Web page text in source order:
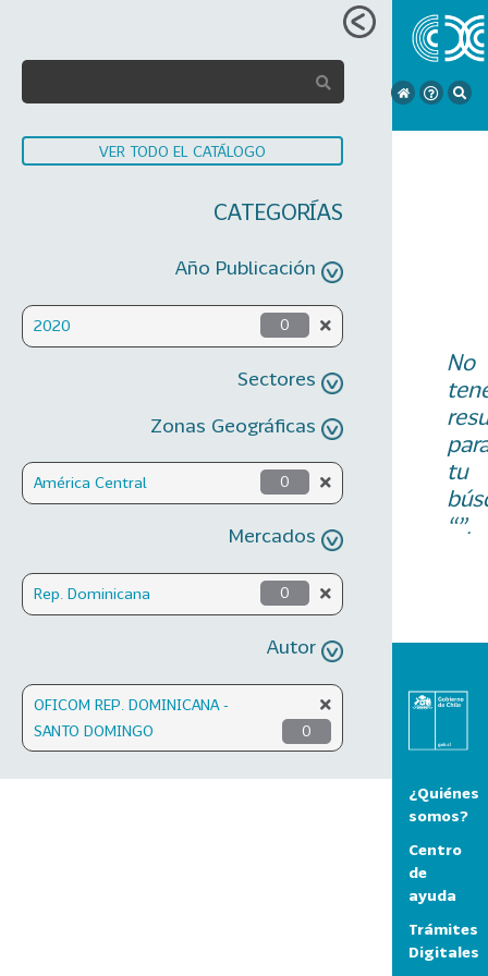
VER TODO EL CATÁLOGO
CATEGORÍAS
Año Publicación
2020 0
Sectores
Zonas Geográficas
América Central 0
Mercados
Rep. Dominicana 0
Autor
OFICOM REP. DOMINICANA -
SANTO DOMINGO
0
No
tu
“”.
¿Quiénes
somos?
Centro
de
ayuda
Trámites
Digitales